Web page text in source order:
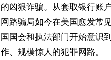
的凶狠诈骗。从套取银行账
网路骗局如今在美国愈发常
国国会和执法部门开始意识
作、规模惊人的犯罪网路。